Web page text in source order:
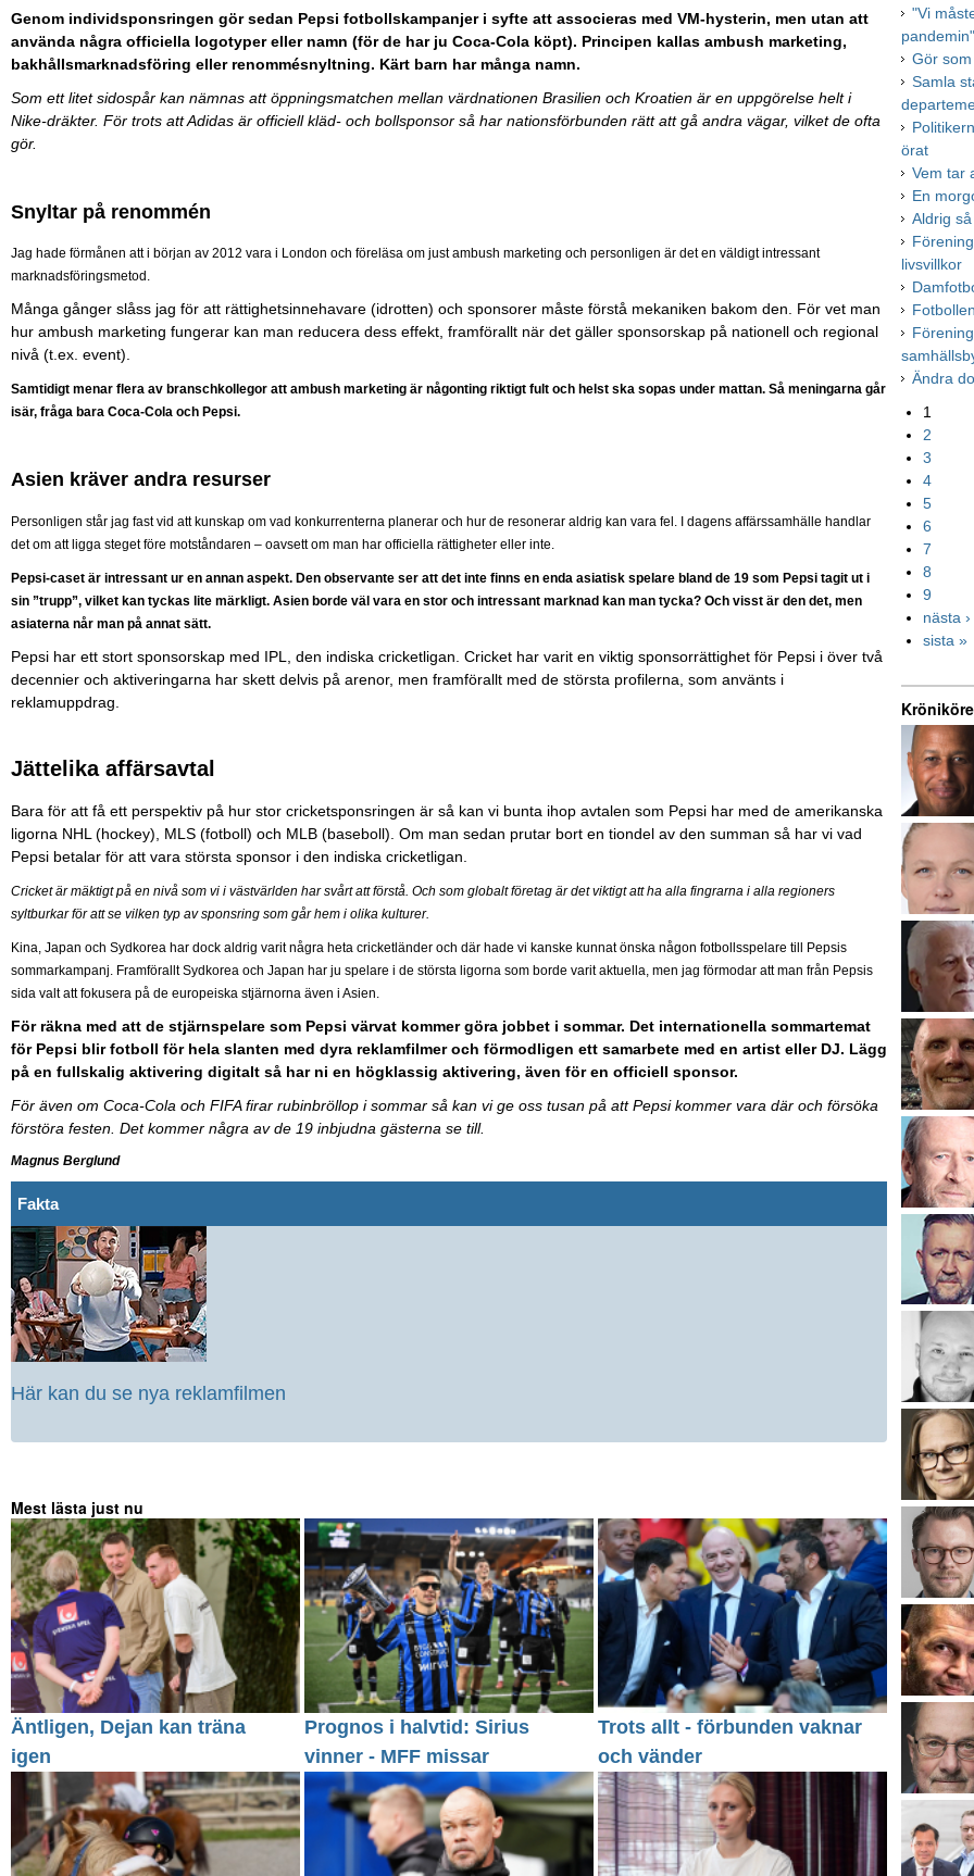
Genom individsponsringen gör sedan Pepsi fotbollskampanjer i syfte att associeras med VM-hysterin, men utan att
använda några officiella logotyper eller namn (för de har ju Coca-Cola köpt). Principen kallas ambush marketing,
bakhållsmarknadsföring eller renommésnyltning. Kärt barn har många namn.
Som ett litet sidospår kan nämnas att öppningsmatchen mellan värdnationen Brasilien och Kroatien är en uppgörelse helt i
Nike-dräkter. För trots att Adidas är officiell kläd- och bollsponsor så har nationsförbunden rätt att gå andra vägar, vilket de ofta
gör.
Snyltar på renommén
Jag hade förmånen att i början av 2012 vara i London och föreläsa om just ambush marketing och personligen är det en väldigt intressant
marknadsföringsmetod.
Många gånger slåss jag för att rättighetsinnehavare (idrotten) och sponsorer måste förstå mekaniken bakom den. För vet man
hur ambush marketing fungerar kan man reducera dess effekt, framförallt när det gäller sponsorskap på nationell och regional
nivå (t.ex. event).
Samtidigt menar flera av branschkollegor att ambush marketing är någonting riktigt fult och helst ska sopas under mattan. Så meningarna går
isär, fråga bara Coca-Cola och Pepsi.
Asien kräver andra resurser
Personligen står jag fast vid att kunskap om vad konkurrenterna planerar och hur de resonerar aldrig kan vara fel. I dagens affärssamhälle handlar
det om att ligga steget före motståndaren – oavsett om man har officiella rättigheter eller inte.
Pepsi-caset är intressant ur en annan aspekt. Den observante ser att det inte finns en enda asiatisk spelare bland de 19 som Pepsi tagit ut i
sin ”trupp”, vilket kan tyckas lite märkligt. Asien borde väl vara en stor och intressant marknad kan man tycka? Och visst är den det, men
asiaterna når man på annat sätt.
Pepsi har ett stort sponsorskap med IPL, den indiska cricketligan. Cricket har varit en viktig sponsorrättighet för Pepsi i över två
decennier och aktiveringarna har skett delvis på arenor, men framförallt med de största profilerna, som använts i
reklamuppdrag.
Jättelika affärsavtal
Bara för att få ett perspektiv på hur stor cricketsponsringen är så kan vi bunta ihop avtalen som Pepsi har med de amerikanska
ligorna NHL (hockey), MLS (fotboll) och MLB (baseboll). Om man sedan prutar bort en tiondel av den summan så har vi vad
Pepsi betalar för att vara största sponsor i den indiska cricketligan.
Cricket är mäktigt på en nivå som vi i västvärlden har svårt att förstå. Och som globalt företag är det viktigt att ha alla fingrarna i alla regioners
syltburkar för att se vilken typ av sponsring som går hem i olika kulturer.
Kina, Japan och Sydkorea har dock aldrig varit några heta cricketländer och där hade vi kanske kunnat önska någon fotbollsspelare till Pepsis
sommarkampanj. Framförallt Sydkorea och Japan har ju spelare i de största ligorna som borde varit aktuella, men jag förmodar att man från Pepsis
sida valt att fokusera på de europeiska stjärnorna även i Asien.
För räkna med att de stjärnspelare som Pepsi värvat kommer göra jobbet i sommar. Det internationella sommartemat
för Pepsi blir fotboll för hela slanten med dyra reklamfilmer och förmodligen ett samarbete med en artist eller DJ. Lägg
på en fullskalig aktivering digitalt så har ni en högklassig aktivering, även för en officiell sponsor.
För även om Coca-Cola och FIFA firar rubinbröllop i sommar så kan vi ge oss tusan på att Pepsi kommer vara där och försöka
förstöra festen. Det kommer några av de 19 inbjudna gästerna se till.
Magnus Berglund
Fakta
Här kan du se nya reklamfilmen
Mest lästa just nu
Äntligen, Dejan kan träna
igen
Prognos i halvtid: Sirius
vinner - MFF missar
Trots allt - förbunden vaknar
och vänder
"Vi
Gör
Samla
örat
Vem tar
En
Aldrig
livsvillkor
Ändra
1
2
3
4
5
6
7
8
9
nästa ›
sista »